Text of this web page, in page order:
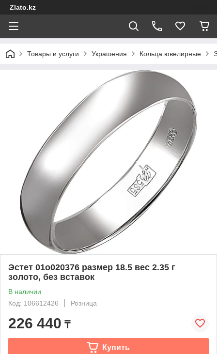
Zlato.kz
Товары и услуги Украшения Кольца ювелирные
Эстет 01о020376 размер 18.5 вес 2.35 г
золото, без вставок
В наличии
Код: 106612426
Розница
226 440 ₸
Купить